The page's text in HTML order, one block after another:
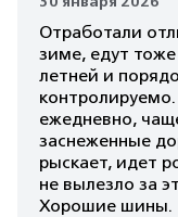
Отработали
зиме, едут
летней и
ежедневно,
заснеженные
рыскает, идет
не вылезло за
Хорошие шины.